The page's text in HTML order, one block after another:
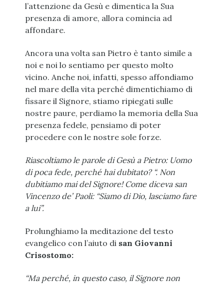
l’attenzione da Gesù e dimentica la Sua
presenza di amore, allora comincia ad
affondare.
Ancora una volta san Pietro è tanto simile a
noi e noi lo sentiamo per questo molto
vicino. Anche noi, infatti, spesso affondiamo
nel mare della vita perché dimentichiamo di
fissare il Signore, stiamo ripiegati sulle
nostre paure, perdiamo la memoria della Sua
presenza fedele, pensiamo di poter
procedere con le nostre sole forze.
Riascoltiamo le parole di Gesù a Pietro: Uomo
di poca fede, perché hai dubitato? “. Non
dubitiamo mai del Signore! Come diceva san
Vincenzo de’ Paoli: “Siamo di Dio, lasciamo fare
a lui”.
Prolunghiamo la meditazione del testo
evangelico con l’aiuto di san Giovanni
Crisostomo:
“Ma perché, in questo caso, il Signore non